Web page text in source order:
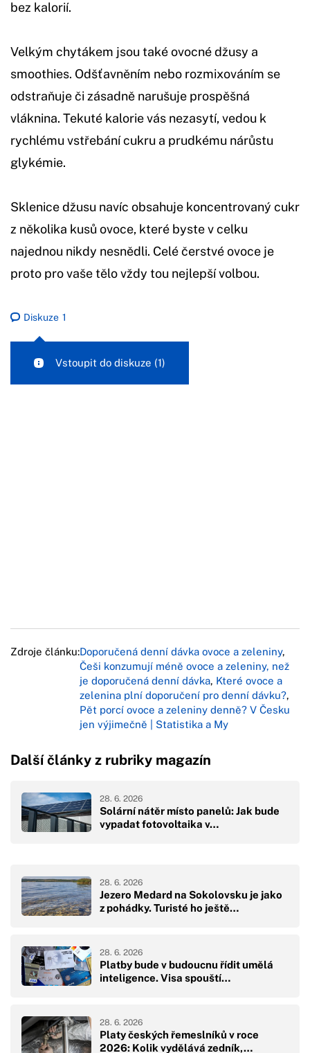
bez kalorií.
Velkým chytákem jsou také ovocné džusy a
smoothies. Odšťavněním nebo rozmixováním se
odstraňuje či zásadně narušuje prospěšná
vláknina. Tekuté kalorie vás nezasytí, vedou k
rychlému vstřebání cukru a prudkému nárůstu
glykémie.
Sklenice džusu navíc obsahuje koncentrovaný cukr
z několika kusů ovoce, které byste v celku
najednou nikdy nesnědli. Celé čerstvé ovoce je
proto pro vaše tělo vždy tou nejlepší volbou.
Diskuze 1
Vstoupit do diskuze (1)
Zdroje článku:Doporučená denní dávka ovoce a zeleniny,
Češi konzumují méně ovoce a zeleniny, než
je doporučená denní dávka, Které ovoce a
zelenina plní doporučení pro denní dávku?,
Pět porcí ovoce a zeleniny denně? V Česku
jen výjimečně | Statistika a My
Další články z rubriky magazín
Solární nátěr místo panelů: Jak bude
vypadat fotovoltaika v…
28. 6. 2026
Jezero Medard na Sokolovsku je jako
z pohádky. Turisté ho ještě…
28. 6. 2026
Platby bude v budoucnu řídit umělá
inteligence. Visa spouští…
28. 6. 2026
Platy českých řemeslníků v roce
2026: Kolik vydělává zedník,…
28. 6. 2026